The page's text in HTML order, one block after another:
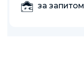
за запитом